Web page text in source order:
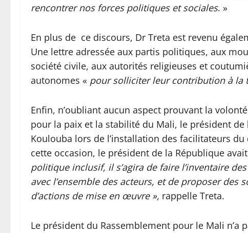
rencontrer nos forces politiques et sociales. »
En plus de ce discours, Dr Treta est revenu
Une lettre adressée aux partis politiques, aux
société civile, aux autorités religieuses et
autonomes « pour solliciter leur contribution à la
Enfin, n’oubliant aucun aspect prouvant la
pour la paix et la stabilité du Mali, le président de
Koulouba lors de l’installation des facilitateurs
cette occasion, le président de la République
politique inclusif, il s’agira de faire l’inventaire
avec l’ensemble des acteurs, et de proposer
d’actions de mise en œuvre », rappelle Treta.
Le président du Rassemblement pour le Mali n’a